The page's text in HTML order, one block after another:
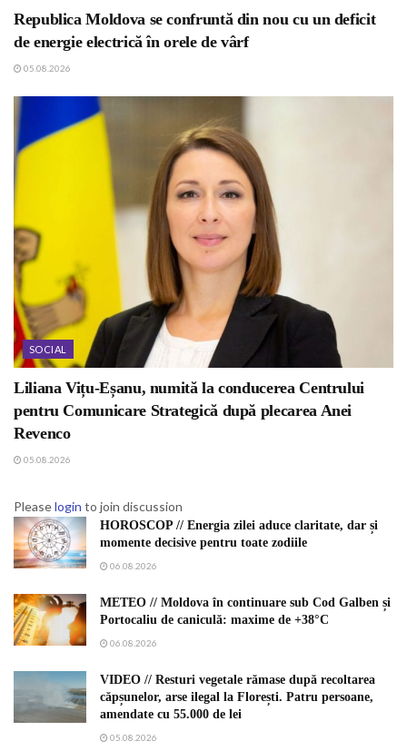
Republica Moldova se confruntă din nou cu un deficit
de energie electrică în orele de vârf
05.08.2026
SOCIAL
Liliana Vițu-Eșanu, numită la conducerea Centrului
pentru Comunicare Strategică după plecarea Anei
Revenco
05.08.2026
Pleaselogin to join discussion
HOROSCOP // Energia zilei aduce claritate, dar și
momente decisive pentru toate zodiile
06.08.2026
METEO // Moldova în continuare sub Cod Galben și
Portocaliu de caniculă: maxime de +38°C
06.08.2026
VIDEO // Resturi vegetale rămase după recoltarea
căpșunelor, arse ilegal la Florești. Patru persoane,
amendate cu 55.000 de lei
05.08.2026